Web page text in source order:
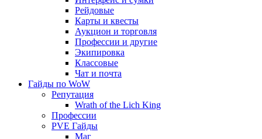
Рейдовые
Карты и квесты
Аукцион и торговля
Профессии и другие
Экипировка
Классовые
Чат и почта
Гайды по WoW
Репутация
Wrath of the Lich King
Профессии
PVE Гайды
Маг